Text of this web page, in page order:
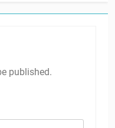
published.